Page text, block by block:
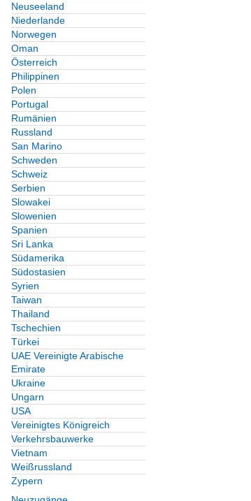
Neuseeland
Niederlande
Norwegen
Oman
Österreich
Philippinen
Polen
Portugal
Rumänien
Russland
San Marino
Schweden
Schweiz
Serbien
Slowakei
Slowenien
Spanien
Sri Lanka
Südamerika
Südostasien
Syrien
Taiwan
Thailand
Tschechien
Türkei
UAE Vereinigte Arabische
Emirate
Ukraine
Ungarn
USA
Vereinigtes Königreich
Verkehrsbauwerke
Vietnam
Weißrussland
Zypern